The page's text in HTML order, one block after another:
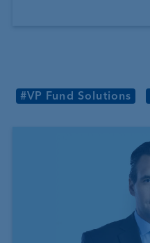
#VP Fund Solutions